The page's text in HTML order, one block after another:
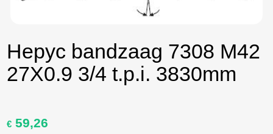
Hepyc bandzaag 7308 M42
27X0.9 3/4 t.p.i. 3830mm
Oorspronkelijke
€ 59,26